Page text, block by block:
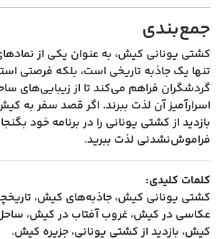
جمع‌بندی
کشتی یونانی کیش، به عنوان یکی از
تنها یک جاذبه تاریخی است، بلکه فرصتی
گردشگران فراهم می‌کند تا از زیبایی‌های
اسرارآمیز آن لذت ببرند. اگر قصد سفر به کیش
بازدید از کشتی یونانی را در برنامه خود
فراموش‌نشدنی لذت ببرید.
کلمات کلیدی:
کشتی یونانی کیش، جاذبه‌های کیش،
عکاسی در کیش، غروب آفتاب در کیش،
کیش، بازدید از کشتی یونانی، جزیره کیش.